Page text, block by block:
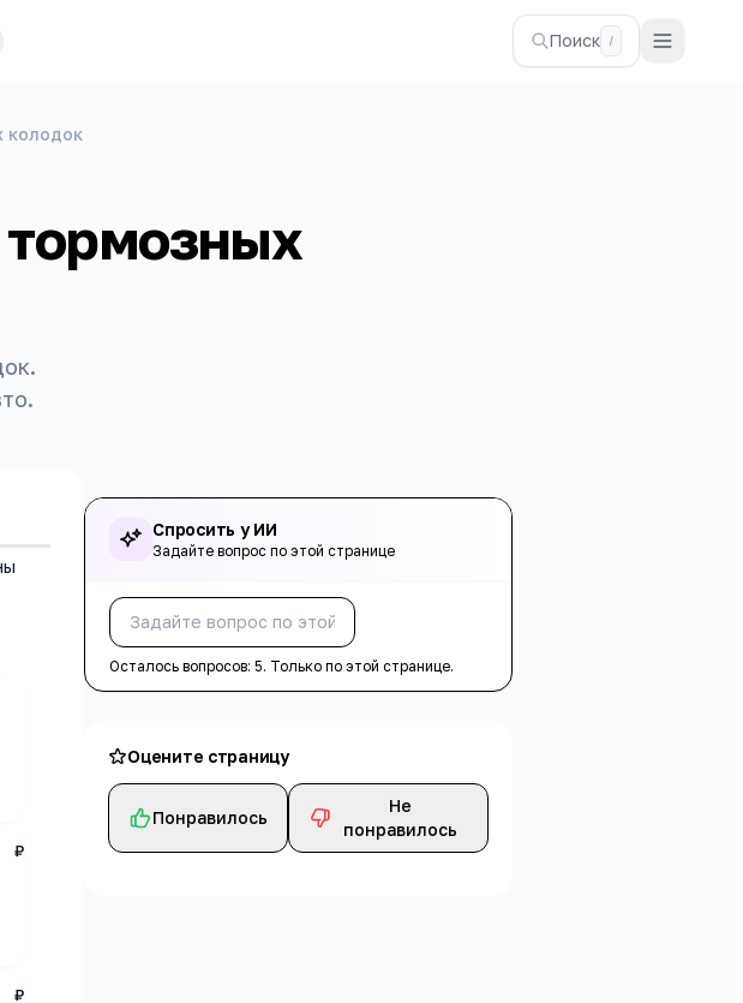
Поиск /
колодок
₽
₽
Спросить у ИИ
Задайте вопрос по этой странице
Осталось вопросов:5. Только по этой странице.
Оцените страницу
Понравилось
Не
понравилось